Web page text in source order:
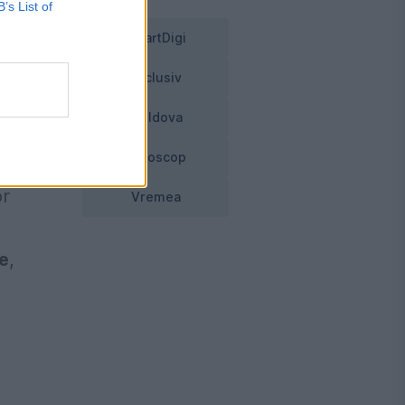
List of
,
SmartDigi
Exclusiv
Moldova
Horoscop
Vremea